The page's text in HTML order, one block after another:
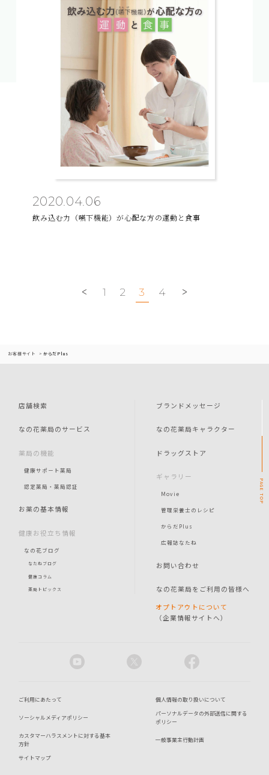
2020.04.06
飲み込む力（嚥下機能）が心配な方の運動と食事
1 2 3 4
お客様サイト からだPlus
店舗検索
なの花薬局のサービス
薬局の機能
健康サポート薬局
認定薬局・薬局認証
お薬の基本情報
健康お役立ち情報
なの花ブログ
なたねブログ
健康コラム
薬局トピックス
ブランドメッセージ
なの花薬局キャラクター
ドラッグストア
ギャラリー
Movie
管理栄養士のレシピ
からだPlus
広報誌なたね
お問い合わせ
なの花薬局をご利用の皆様へ
オプトアウトについて
（企業情報サイトへ）
ご利用にあたって 個人情報の取り扱いについて
ソーシャルメディアポリシー
パーソナルデータの外部送信に関する
ポリシー
カスタマーハラスメントに対する基本
方針
一般事業主行動計画
サイトマップ
PAGE
TOP